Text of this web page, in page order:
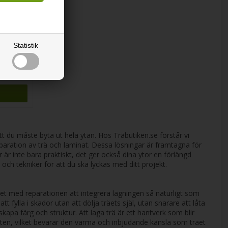
Statistik
måste byta ut hela ytan. Hos Träbutiken.se förstår vi
av trä och laminat. Dessa lösningar är framtagna för
inte bara praktiskt, det ger också dina ytor en förlängd
tekniker för att du ska lyckas med ditt projekt.
med reparationen att integrera lagningen så naturligt som
fylla i skador utan att dölja träets själ, utan snarare att låta
färg och struktur. Att laga trä är ett hantverk som blir
vilket bevarar den varma och inbjudande känsla som träet